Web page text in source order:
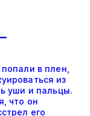
в плен,
из
уши и пальцы.
что он
его